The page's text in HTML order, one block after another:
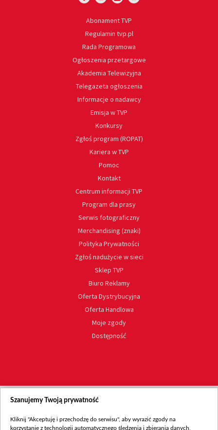
Abonament TVP
Regulamin tvp.pl
Rada Programowa
Ogłoszenia przetargowe
Akademia Telewizyjna
Telegazeta ogłoszenia
Informacje o nadawcy
Emisja w TVP
Konkursy
Zgłoś program (ROPAT)
Kariera w TVP
Pomoc
Kontakt
Centrum informacji TVP
Program dla prasy
Serwis fotograficzny
Merchandising (znaki)
Polityka Prywatności
Zgłoś nadużycie w sieci
Sklep TVP
Biuro Reklamy
Oferta Dystrybucyjna
Oferta Handlowa
Moje zgody
Dostępność
Szanujemy Twoją prywatność
Kliknij "Akceptuję i przechodzę do serwisu", aby wyrazić zgody na
korzystanie z technologii automatycznego śledzenia i zbierania danych,